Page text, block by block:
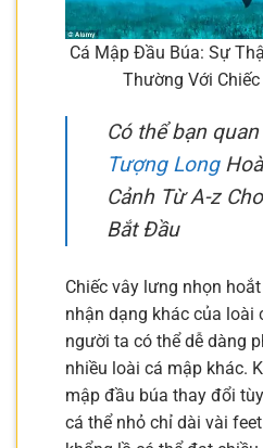
Cá Mập Đầu Búa: Sự
Thường Với
Có thể bạn
Tượng Long
Cảnh Từ A-z
Bắt Đầu
Chiếc vây lưng nhọn
nhận dạng khác của loài
người ta có thể dễ dàng
nhiều loài cá mập khác.
mập đầu búa thay đổi
cá thể nhỏ chỉ dài vài